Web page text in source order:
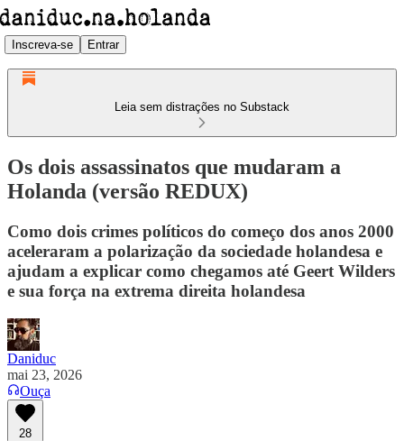
Inscreva-se Entrar
Leia sem distrações no Substack
Os dois assassinatos que mudaram a
Holanda (versão REDUX)
Como dois crimes políticos do começo dos anos 2000
aceleraram a polarização da sociedade holandesa e
ajudam a explicar como chegamos até Geert Wilders
e sua força na extrema direita holandesa
Daniduc
mai 23, 2026
Ouça
28